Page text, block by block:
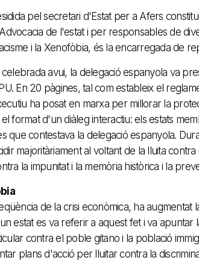
pel secretari d'Estat per a Afers
de l'estat i per responsables de
i la Xenofòbia, és la encarregada de
celebrada avui, la delegació espanyola va
En 20 pàgines, tal com estableix el
ha posat en marxa per millorar la
format d'un diàleg interactiu: els estats
que contestava la delegació espanyola.
majoritàriament al voltant de la lluita
la impunitat i la memòria històrica i la
de la crisi econòmica, ha
estat es va referir a aquest fet i va apuntar
contra el poble gitano i la població
plans d'acció per lluitar contra la